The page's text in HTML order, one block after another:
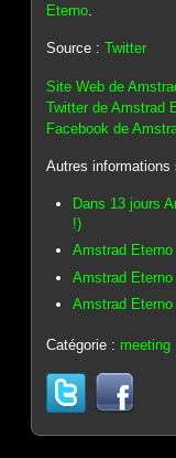
Eterno
Source :Twitter
Site Web de
Twitter de Amstrad
Facebook de
Autres informations
Dans 13 jours
!)
Amstrad
Amstrad
Amstrad
Catégorie : meeting